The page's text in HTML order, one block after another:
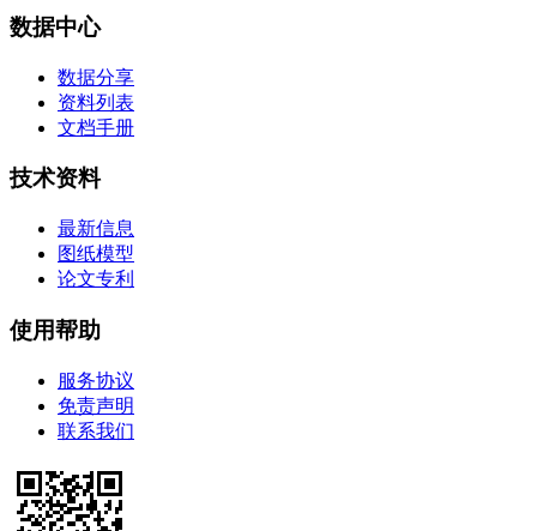
数据中心
数据分享
资料列表
文档手册
技术资料
最新信息
图纸模型
论文专利
使用帮助
服务协议
免责声明
联系我们